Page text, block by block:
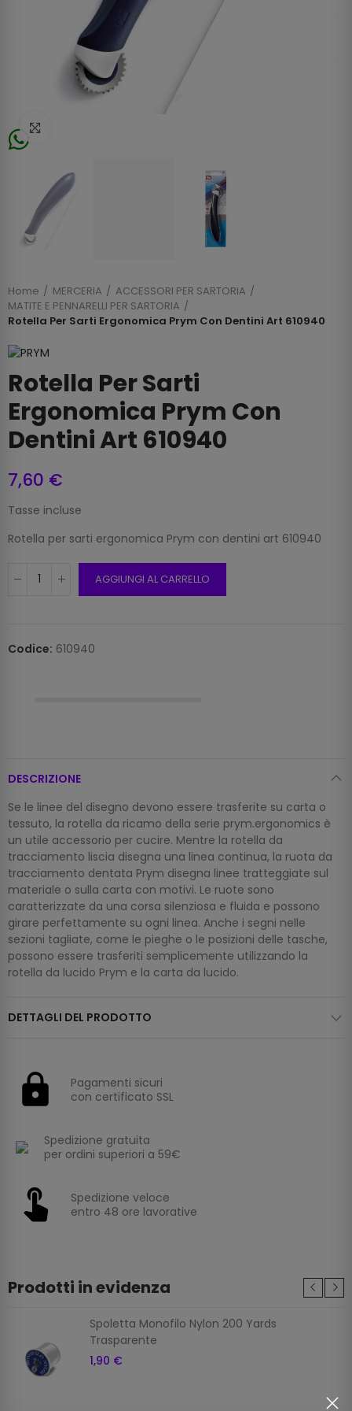
Home MERCERIA
ACCESSORI PER SARTORIA
MATITE E PENNARELLI PER SARTORIA
Rotella Per Sarti Ergonomica Prym Con Dentini Art 610940
Rotella Per Sarti
Ergonomica Prym Con
Dentini Art 610940
7,60 €
Tasse incluse
Rotella per sarti ergonomica Prym con dentini art 610940
AGGIUNGI AL CARRELLO
Codice: 610940
DESCRIZIONE
Se le linee del disegno devono essere trasferite su carta o
tessuto, la rotella da ricamo della serie prym.ergonomics è
un utile accessorio per cucire. Mentre la rotella da
tracciamento liscia disegna una linea continua, la ruota da
tracciamento dentata Prym disegna linee tratteggiate sul
materiale o sulla carta con motivi. Le ruote sono
caratterizzate da una corsa silenziosa e fluida e possono
girare perfettamente su ogni linea. Anche i segni nelle
sezioni tagliate, come le pieghe o le posizioni delle tasche,
possono essere trasferiti semplicemente utilizzando la
rotella da lucido Prym e la carta da lucido.
DETTAGLI DEL PRODOTTO
Pagamenti sicuri
con certificato SSL
Spedizione gratuita
per ordini superiori a 59€
Spedizione veloce
entro 48 ore lavorative
Prodotti in evidenza
Spoletta Monofilo Nylon 200 Yards
Trasparente
1,90 €